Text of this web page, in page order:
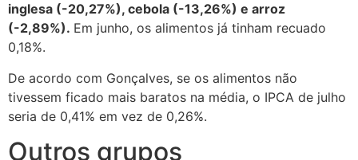
inglesa (-20,27%), cebola (-13,26%) e arroz
(-2,89%). Em junho, os alimentos já tinham recuado
0,18%.
De acordo com Gonçalves, se os alimentos não
tivessem ficado mais baratos na média, o IPCA de julho
seria de 0,41% em vez de 0,26%.
Outros grupos